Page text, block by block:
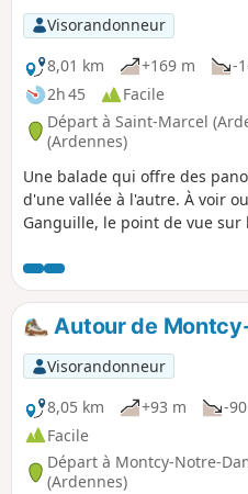
Visorandonneur
8,01 km
+169 m
-
2h 45
Facile
Départ à Saint-Marcel
(Ardennes)
Une balade qui offre des
d'une vallée à l'autre. À voir
Ganguille, le point de vue sur
Autour de
Visorandonneur
8,05 km
+93 m -
Facile
Départ à Montcy-Notre-
(Ardennes)